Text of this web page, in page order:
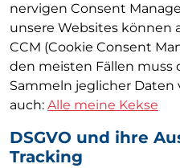
nervigen Consent
unsere Websites können
CCM (Cookie Consent
den meisten Fällen muss
Sammeln jeglicher Daten
auch: Alle meine Kekse
DSGVO und ihre
Tracking